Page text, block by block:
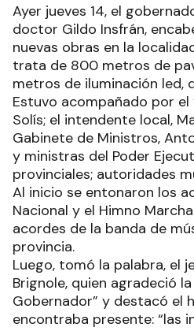
Ayer jueves 14, el
doctor Gildo Insfrán,
nuevas obras en la
trata de 800 metros de
metros de iluminación led,
Estuvo acompañado por
Solís; el intendente local,
Gabinete de Ministros,
y ministras del Poder
provinciales; autoridades
Al inicio se entonaron los
Nacional y el Himno
acordes de la banda de
provincia.
Luego, tomó la palabra, el
Brignole, quien agradeció
Gobernador” y destacó el
encontraba presente: “las